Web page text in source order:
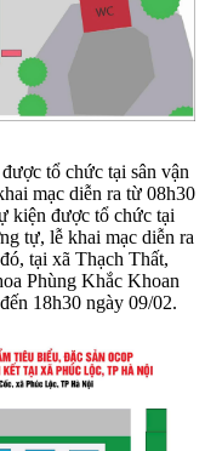
tổ chức tại sân vận
mạc diễn ra từ 08h30
kiện được tổ chức tại
tự, lễ khai mạc diễn ra
tại xã Thạch Thất,
Phùng Khắc Khoan
18h30 ngày 09/02.